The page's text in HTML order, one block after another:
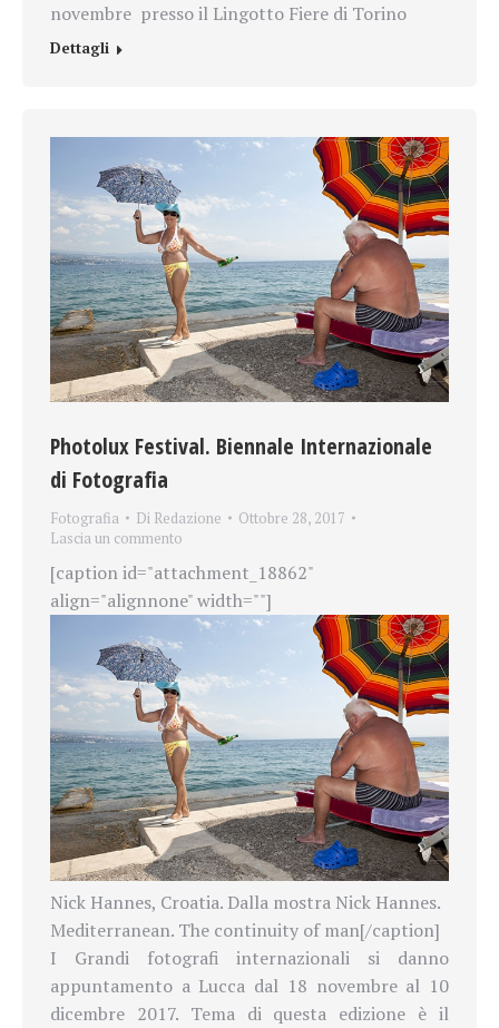
novembre presso il Lingotto Fiere di Torino
Dettagli
Photolux Festival. Biennale Internazionale
di Fotografia
Fotografia Di Redazione
Ottobre 28, 2017
Lascia un commento
[caption id="attachment_18862"
align="alignnone" width=""]
Nick Hannes, Croatia. Dalla mostra Nick Hannes.
Mediterranean. The continuity of man[/caption]
I Grandi fotografi internazionali si danno
appuntamento a Lucca dal 18 novembre al 10
dicembre 2017. Tema di questa edizione è il